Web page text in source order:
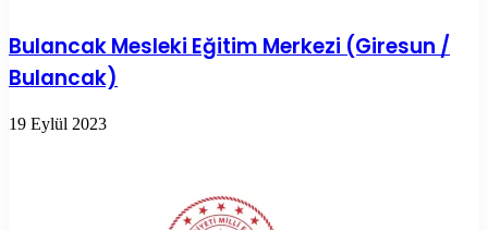
Bulancak Mesleki Eğitim Merkezi (Giresun /
Bulancak)
19 Eylül 2023